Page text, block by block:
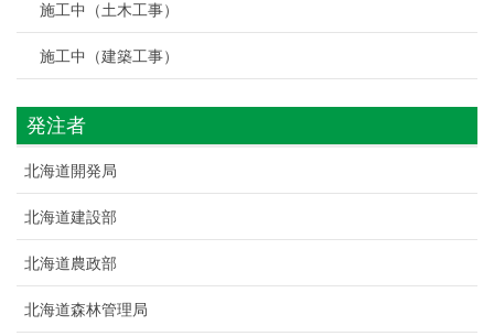
施工中（土木工事）
施工中（建築工事）
発注者
北海道開発局
北海道建設部
北海道農政部
北海道森林管理局